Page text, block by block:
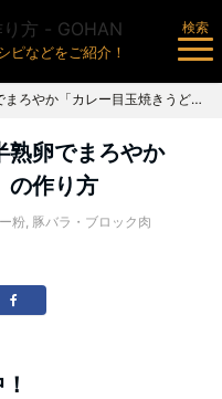
ピなどをご紹介！
検索
【簡単レシピ】トロッと半熟卵でまろやか「カレー目玉焼きうどん」の作り方
熟卵でまろやか
の作り方
粉, 豚バラ・ブロック肉